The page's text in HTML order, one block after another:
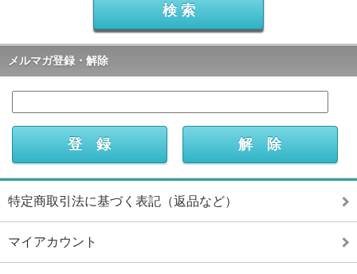
メルマガ登録・解除
特定商取引法に基づく表記（返品など）
マイアカウント